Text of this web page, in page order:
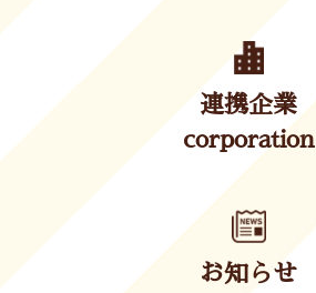
連携企業
corporation
お知らせ